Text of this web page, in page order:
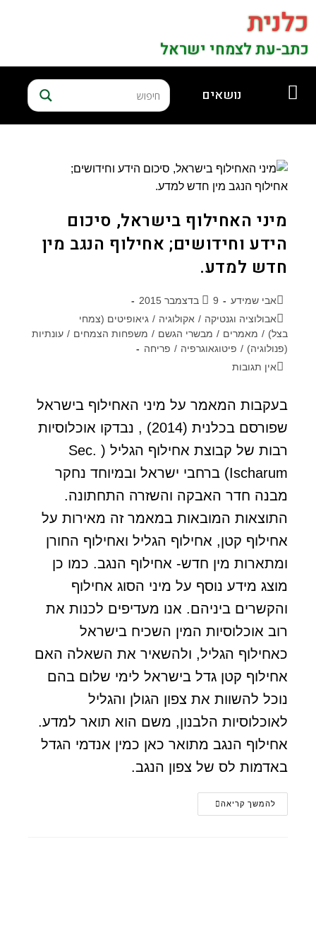
כלנית
כתב-עת לצמחי ישראל
נושאים
מיני האחילוף בישראל, סיכום
הידע וחידושים; אחילוף הנגב מין
חדש למדע.
אבי שמידע
9 בדצמבר 2015
אבולוציה וגנטיקה / אקולוגיה / גיאופיטים (צמחי
בצל) / מאמרים / מבשרי הגשם / משפחות הצמחים / עונתיות
(פנולוגיה) / פיטוגאוגרפיה / פריחה
אין תגובות
בעקבות המאמר על מיני האחילוף בישראל
שפורסם בכלנית (2014) , נבדקו אוכלוסיות
רבות של קבוצת אחילוף הגליל ( Sec.
Ischarum) ברחבי ישראל ובמיוחד נחקר
מבנה חדר האבקה והשזרה התחתונה.
התוצאות המובאות במאמר זה מאירות על
אחילוף קטן, אחילוף הגליל ואחילוף החורן
ומתארות מין חדש- אחילוף הנגב. כמו כן
מוצג מידע נוסף על מיני הסוג אחילוף
והקשרים ביניהם. אנו מעדיפים לכנות את
רוב אוכלוסיות המין השכיח בישראל
כאחילוף הגליל, ולהשאיר את השאלה האם
אחילוף קטן גדל בישראל לימי שלום בהם
נוכל להשוות את צפון הגולן והגליל
לאוכלוסיות הלבנון, משם הוא תואר למדע.
אחילוף הנגב מתואר כאן כמין אנדמי הגדל
באדמות לס של צפון הנגב.
להמשך קריאה